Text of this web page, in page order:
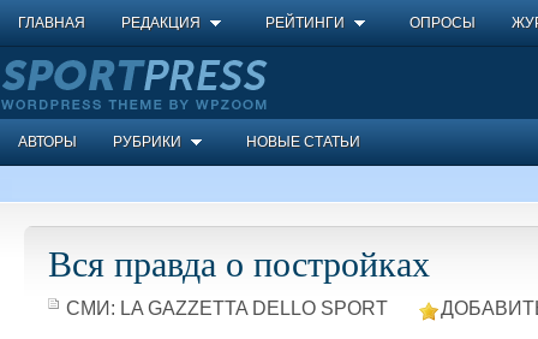
ГЛАВНАЯ РЕДАКЦИЯ РЕЙТИНГИ ОПРОСЫ
АВТОРЫ РУБРИКИ НОВЫЕ СТАТЬИ
Вся правда о постройках
СМИ: LA GAZZETTA DELLO SPORT